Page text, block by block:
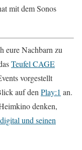
mit dem Sonos
eure Nachbarn zu
Teufel CAGE
vorgestellt
auf den Play:1 an.
denken,
und seinen